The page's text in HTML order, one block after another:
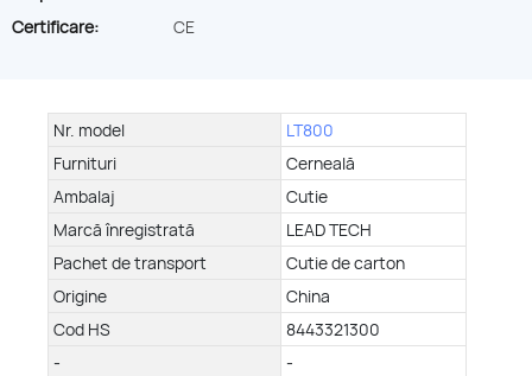
Certificare:
CE
Nr. model
LT800
Furnituri
Cerneală
Ambalaj
Cutie
Marcă înregistrată
LEAD TECH
Pachet de transport
Cutie de carton
Origine
China
Cod HS
8443321300
-
-